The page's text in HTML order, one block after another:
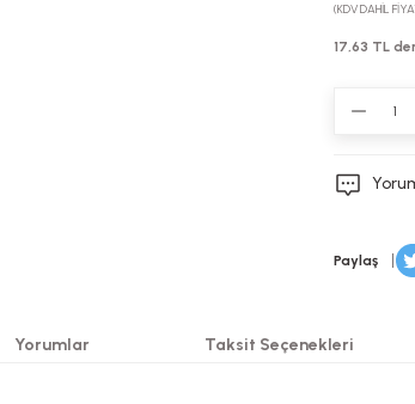
(KDV DAHİL
17,63 TL
Paylaş
Yorumlar Taksit Seçenekleri